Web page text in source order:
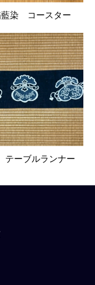
藍染 コースター
ーブルランナー